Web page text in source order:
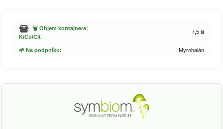
🗑️ Objem kontajnera:
K/Co/Clt
7,5 lit
🌱 Na podpníku: Myrobalán